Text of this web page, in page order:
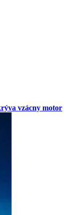
vzácny motor